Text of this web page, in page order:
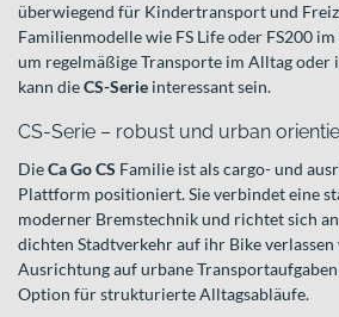
überwiegend für Kindertransport und
Familienmodelle wie FS Life oder FS200
um regelmäßige Transporte im Alltag oder
kann dieCS-Serie interessant sein.
CS-Serie – robust und urban
DieCa Go CS Familie ist als cargo- und
Plattform positioniert. Sie verbindet eine
moderner Bremstechnik und richtet sich
dichten Stadtverkehr auf ihr Bike
Ausrichtung auf urbane
Option für strukturierte Alltagsabläufe.